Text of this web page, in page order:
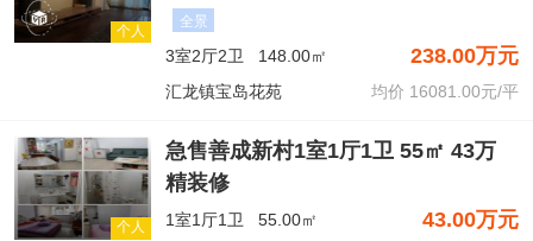
个人
全景
3室2厅2卫 148.00㎡ 238.00万元
汇龙镇宝岛花苑 均价 16081.00元/平
个人
急售善成新村1室1厅1卫 55㎡ 43万
精装修
1室1厅1卫 55.00㎡ 43.00万元